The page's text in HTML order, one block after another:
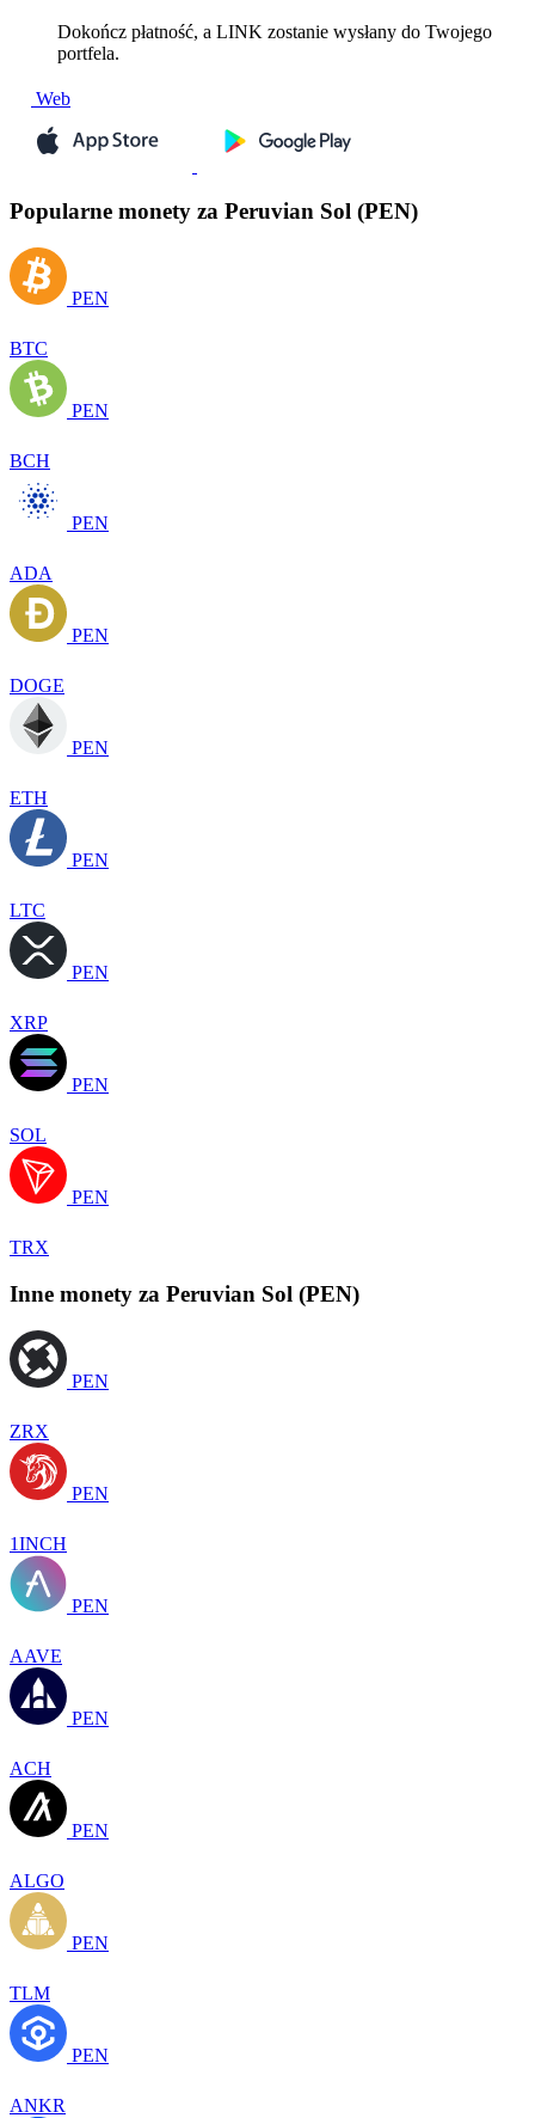
Dokończ płatność, a LINK zostanie wysłany do Twojego
portfela.
Web
Popularne monety za Peruvian Sol (PEN)
PEN
BTC
PEN
BCH
PEN
ADA
PEN
DOGE
PEN
ETH
PEN
LTC
PEN
XRP
PEN
SOL
PEN
TRX
Inne monety za Peruvian Sol (PEN)
PEN
ZRX
PEN
1INCH
PEN
AAVE
PEN
ACH
PEN
ALGO
PEN
TLM
PEN
ANKR